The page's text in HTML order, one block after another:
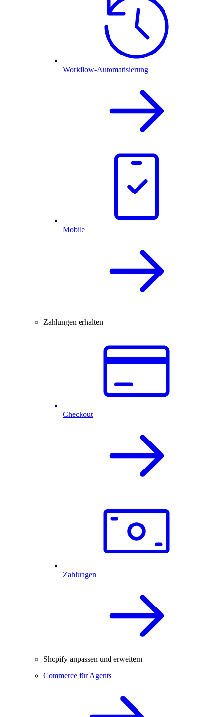
Workflow-Automatisierung
Mobile
Zahlungen erhalten
Checkout
Zahlungen
Shopify anpassen und erweitern
Commerce für Agents